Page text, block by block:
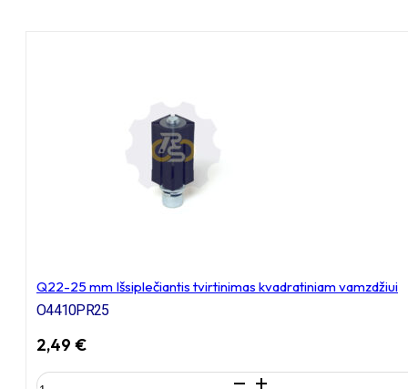
Q22-25 mm Išsiplečiantis tvirtinimas kvadratiniam vamzdžiui
O4410PR25
2,49 €
produkto